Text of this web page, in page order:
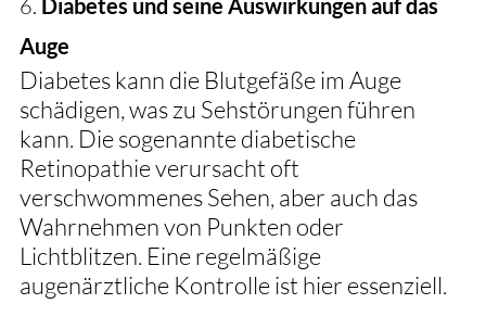
6.
Auge
Diabetes kann die Blutgefäße im Auge
schädigen, was zu Sehstörungen führen
kann. Die sogenannte diabetische
Retinopathie verursacht oft
verschwommenes Sehen, aber auch das
Wahrnehmen von Punkten oder
Lichtblitzen. Eine regelmäßige
augenärztliche Kontrolle ist hier essenziell.